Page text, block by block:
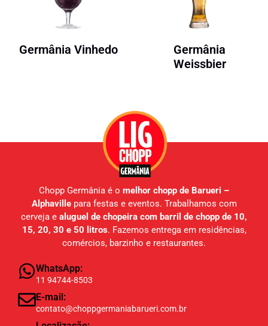
Germânia Vinhedo
Germânia
Weissbier
WhatsApp:
11 94744-8503
E-mail:
contato@choppgermaniabarueri.com.br
Chopp Germânia é o melhor chopp de Barueri –
Alphavillepara festas e eventos. Trabalhamos com
cerveja e aluguel de chopeira com barril de chopp de 10,
15, 20, 30 e 50 litros. Fazemos entrega em residências,
comércios, barzinho e restaurantes.